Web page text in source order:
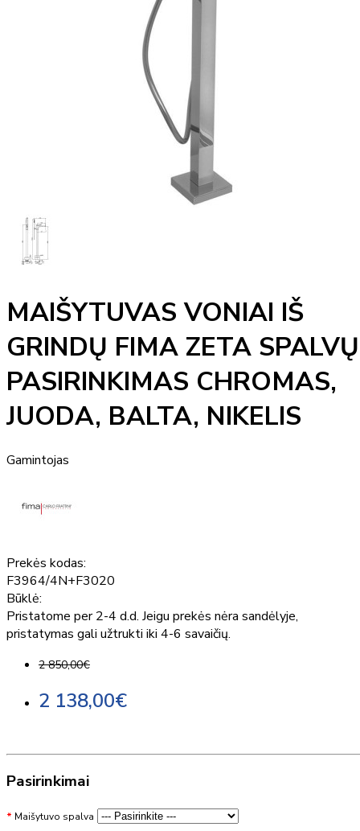
MAIŠYTUVAS VONIAI IŠ
GRINDŲ FIMA ZETA SPALVŲ
PASIRINKIMAS CHROMAS,
JUODA, BALTA, NIKELIS
Gamintojas
Prekės kodas:
F3964/4N+F3020
Būklė:
Pristatome per 2-4 d.d. Jeigu prekės nėra sandėlyje,
pristatymas gali užtrukti iki 4-6 savaičių.
2 850,00€
2 138,00€
Pasirinkimai
Maišytuvo spalva